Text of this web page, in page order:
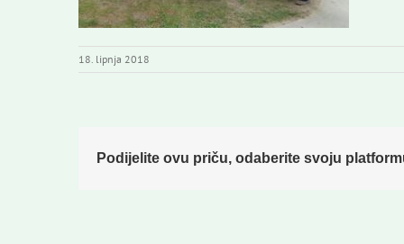
18. lipnja 2018
Podijelite ovu priču, odaberite svoju